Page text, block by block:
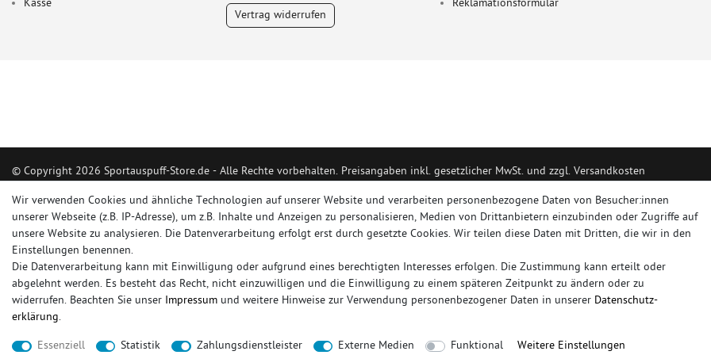
Kasse
Vertrag widerrufen
Reklamationsformular
© Copyright 2026 Sportauspuff-Store.de - Alle Rechte vorbehalten. Preisangaben inkl. gesetzlicher MwSt. und zzgl. Versandkosten
Das Internetportal für Sportendschalldämpfer, Komplettanlagen, Rennsportanlagen, Sportendrohre, Universalteile, Fächerkrümmer,
Ersatzrohr und Auspuffzubehör.
FOX, REMUS, FSW, FRIEDRICH MOTORSPORT, EISENMANN, ULTER SPORT, NOVUS
sportauspuff sportkat fox racing sportauspuff endrohr downpipe komplettanlage friedrich mittelschalldämpfer fächerkrümmer remus
rennsportanlage
vorschalldämpfer attrappe ulter vorschalldämpfer fsw duplex milltek
* gilt für Lieferungen innerhalb Deutschlands, Lieferzeiten für andere Länder entnehmen Sie bitte der Schaltfläche mit den Versandinformationen
Wir verwenden Cookies und ähnliche Technologien auf unserer Website und verarbeiten personenbezogene Daten von Besucher:innen
unserer Webseite (z.B. IP-Adresse), um z.B. Inhalte und Anzeigen zu personalisieren, Medien von Drittanbietern einzubinden oder Zugriffe auf
unsere Website zu analysieren. Die Datenverarbeitung erfolgt erst durch gesetzte Cookies. Wir teilen diese Daten mit Dritten, die wir in den
Einstellungen benennen.
Die Datenverarbeitung kann mit Einwilligung oder aufgrund eines berechtigten Interesses erfolgen. Die Zustimmung kann erteilt oder
abgelehnt werden. Es besteht das Recht, nicht einzuwilligen und die Einwilligung zu einem späteren Zeitpunkt zu ändern oder zu
widerrufen. Beachten Sie unser Impressum und weitere Hinweise zur Verwendung personenbezogener Daten in unserer Daten­schutz­
erklärung.
Essenziell
Statistik Zahlungsdienstleister Externe Medien Funktional Weitere Einstellungen